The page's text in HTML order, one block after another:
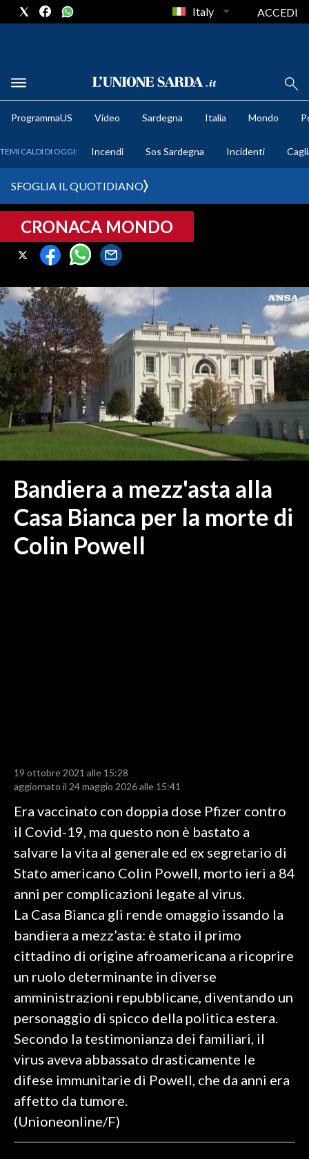
METEO
CRONACA SARDEGNA
CAGLIARI
SULCIS IGLESIENTE
MEDIO CAMPIDANO
ORISTANO E PROVINCIA
SASSARI E PROVINCIA
GALLURA
NUORO E PROVINCIA
OGLIASTRA
ITALIA
MONDO
POLITICA
CALCIO REGIONALE
BASKET
VOLLEY
MOTORI
TENNIS
ALTRI SPORT
CULTURA
SPETTACOLI
SALUTE
SARDEGNA TURISMO
SARDI NEL MONDO
EVENTI
Italy ACCEDI
ProgrammaUS Video Sardegna Italia Mondo
TEMI CALDI DI OGGI: Incendi Sos Sardegna Incidenti
SFOGLIA IL QUOTIDIANO
CRONACA MONDO
Bandiera a mezz'asta alla
Casa Bianca per la morte di
Colin Powell
19 ottobre 2021 alle 15:28
aggiornato il 24 maggio 2026 alle 15:41
Era vaccinato con doppia dose Pfizer contro
il Covid-19, ma questo non è bastato a
salvare la vita al generale ed ex segretario di
Stato americano Colin Powell, morto ieri a 84
anni per complicazioni legate al virus.
La Casa Bianca gli rende omaggio issando la
bandiera a mezz’asta: è stato il primo
cittadino di origine afroamericana a ricoprire
un ruolo determinante in diverse
amministrazioni repubblicane, diventando un
personaggio di spicco della politica estera.
Secondo la testimonianza dei familiari, il
virus aveva abbassato drasticamente le
difese immunitarie di Powell, che da anni era
affetto da tumore.
(Unioneonline/F)